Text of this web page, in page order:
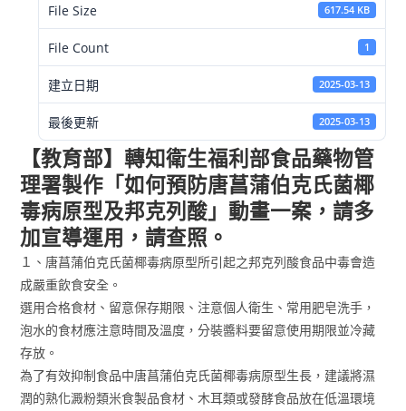
File Size 617.54 KB
File Count 1
建立日期 2025-03-13
最後更新 2025-03-13
【教育部】轉知衛生福利部食品藥物管
理署製作「如何預防唐菖蒲伯克氏菌椰
毒病原型及邦克列酸」動畫一案，請多
加宣導運用，請查照。
１、唐菖蒲伯克氏菌椰毒病原型所引起之邦克列酸食品中毒會造
成嚴重飲食安全。
選用合格食材、留意保存期限、注意個人衛生、常用肥皂洗手，
泡水的食材應注意時間及溫度，分裝醬料要留意使用期限並冷藏
存放。
為了有效抑制食品中唐菖蒲伯克氏菌椰毒病原型生長，建議將濕
潤的熟化澱粉類米食製品食材、木耳類或發酵食品放在低溫環境